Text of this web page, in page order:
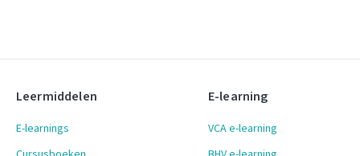
Leermiddelen
E-learnings
E-learning
VCA e-learning